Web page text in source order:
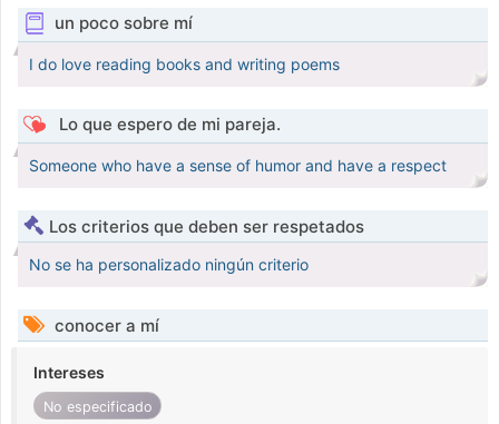
un poco sobre mí
I do love reading books and writing poems
Lo que espero de mi pareja.
Someone who have a sense of humor and have a respect
Los criterios que deben ser respetados
No se ha personalizado ningún criterio
conocer a mí
Intereses
No especificado